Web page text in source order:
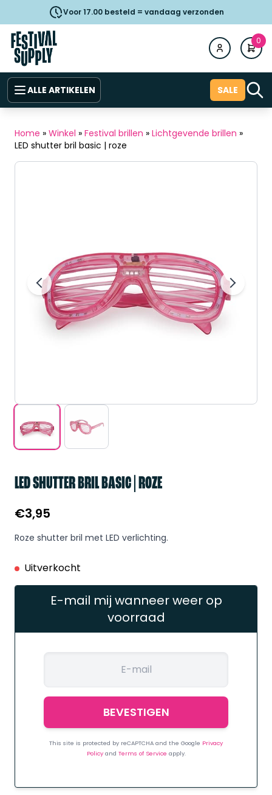
Voor 17.00 besteld = vandaag verzonden
0
ALLE ARTIKELEN SALE
Home » Winkel » Festival brillen » Lichtgevende brillen »
LED shutter bril basic | roze
LED SHUTTER BRIL BASIC | ROZE
€3,95
Roze shutter bril met LED verlichting.
Uitverkocht
E-mail mij wanneer weer op
voorraad
This site is protected by reCAPTCHA and the Google Privacy
Policy and Terms of Service apply.